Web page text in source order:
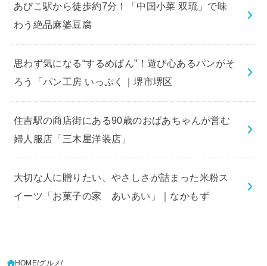
あびこ駅から徒歩約7分！「中国小菜 双琉」で味
わう絶品麻婆豆腐
思わず気になる“するめぱん”！遊び心あるパンがそ
ろう「パン工房 いっぷく｜堺市堺区
住吉駅の商店街にある90歳のおばあちゃんが営む
婦人服店「三木屋洋装店」
大切な人に贈りたい、やさしさが詰まった米粉ス
イーツ「お菓子の家 あいあい」｜なかもず
HOME グルメ